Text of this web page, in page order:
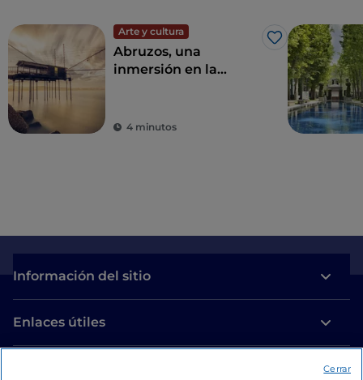
Arte y cultura
Me gusta
Abruzos, una
inmersión en la
4 minutos
Información del sitio
Enlaces útiles
Cerrar